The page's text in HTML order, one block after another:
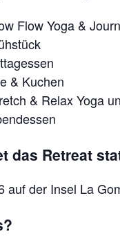
Flow Yoga &
& Kuchen
& Relax Yoga
das Retreat
auf der Insel La